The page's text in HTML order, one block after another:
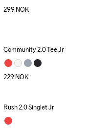
299 NOK
Community 2.0 Tee Jr
229 NOK
Rush 2.0 Singlet Jr